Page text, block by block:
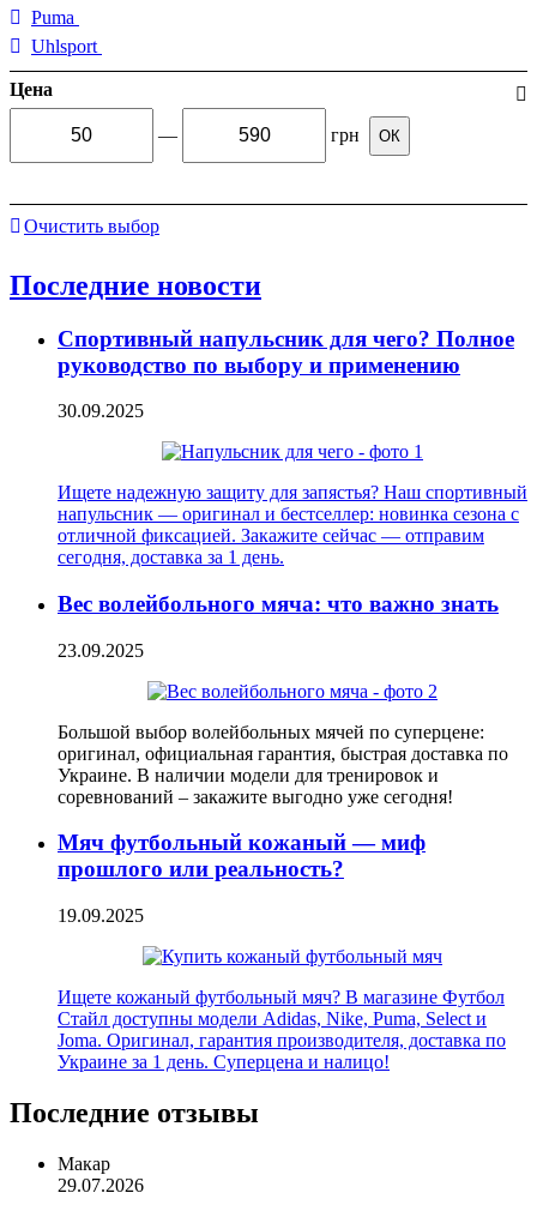
Puma
Uhlsport
Цена
— грн ОК
Очистить выбор
Последние новости
Спортивный напульсник для чего? Полное
руководство по выбору и применению
30.09.2025
Ищете надежную защиту для запястья? Наш спортивный
напульсник — оригинал и бестселлер: новинка сезона с
отличной фиксацией. Закажите сейчас — отправим
сегодня, доставка за 1 день.
Вес волейбольного мяча: что важно знать
23.09.2025
Большой выбор волейбольных мячей по суперцене:
оригинал, официальная гарантия, быстрая доставка по
Украине. В наличии модели для тренировок и
соревнований – закажите выгодно уже сегодня!
Мяч футбольный кожаный — миф
прошлого или реальность?
19.09.2025
Ищете кожаный футбольный мяч? В магазине Футбол
Стайл доступны модели Adidas, Nike, Puma, Select и
Joma. Оригинал, гарантия производителя, доставка по
Украине за 1 день. Суперцена и налицо!
Последние отзывы
Макар
29.07.2026